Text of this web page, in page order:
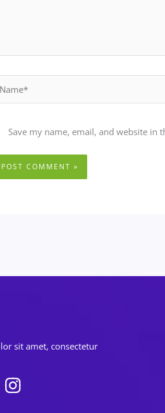
Save my name, email, and website
sit amet, consectetur